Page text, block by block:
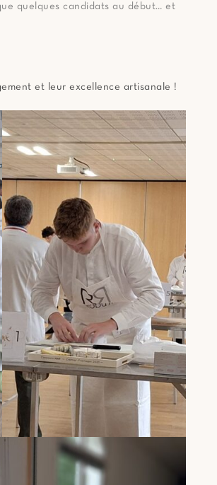
quelques candidats au début… et
et leur excellence artisanale !